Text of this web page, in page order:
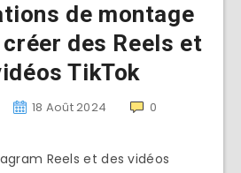
de montage
des Reels et
TikTok
18 Août 2024 0
Reels et des vidéos